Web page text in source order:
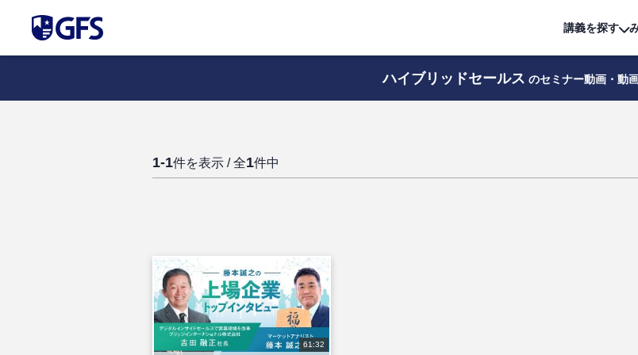
講義を探す
ハイブリッドセールス のセミナー動画・動
1-1件を表示 / 全1件中
61:32